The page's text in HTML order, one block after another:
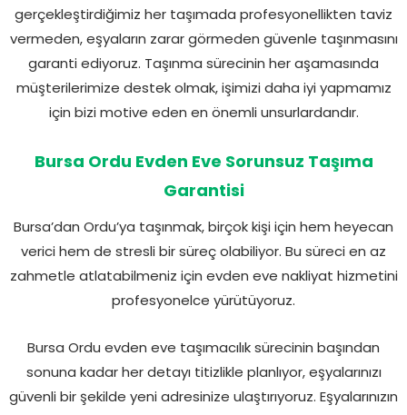
gerçekleştirdiğimiz her taşımada profesyonellikten taviz
vermeden, eşyaların zarar görmeden güvenle taşınmasını
garanti ediyoruz. Taşınma sürecinin her aşamasında
müşterilerimize destek olmak, işimizi daha iyi yapmamız
için bizi motive eden en önemli unsurlardandır.
Bursa Ordu Evden Eve Sorunsuz Taşıma
Garantisi
Bursa’dan Ordu’ya taşınmak, birçok kişi için hem heyecan
verici hem de stresli bir süreç olabiliyor. Bu süreci en az
zahmetle atlatabilmeniz için evden eve nakliyat hizmetini
profesyonelce yürütüyoruz.
Bursa Ordu evden eve taşımacılık sürecinin başından
sonuna kadar her detayı titizlikle planlıyor, eşyalarınızı
güvenli bir şekilde yeni adresinize ulaştırıyoruz. Eşyalarınızın